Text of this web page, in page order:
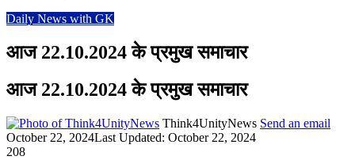
Daily News with GK
आज 22.10.2024 के प्रमुख समाचार
आज 22.10.2024 के प्रमुख समाचार
Think4UnityNews Send an email
October 22, 2024Last Updated: October 22, 2024
208